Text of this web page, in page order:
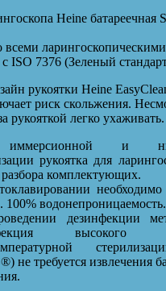
Heine батареечная
всеми
с ISO 7376 (Зеленый
рукоятки Heine
риск скольжения.
рукояткой легко ухаживать.
и
рукоятка для
разбора комплектующих.
необходимо
100% водонепроницаемость.
дезинфекции
не требуется извлечения